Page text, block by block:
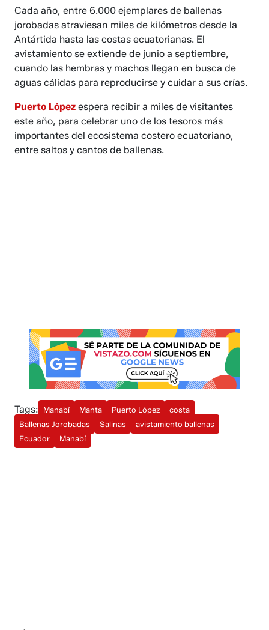
Cada año, entre 6.000 ejemplares de ballenas
jorobadas atraviesan miles de kilómetros desde la
Antártida hasta las costas ecuatorianas. El
avistamiento se extiende de junio a septiembre,
cuando las hembras y machos llegan en busca de
aguas cálidas para reproducirse y cuidar a sus crías.
Puerto López espera recibir a miles de visitantes
este año, para celebrar uno de los tesoros más
importantes del ecosistema costero ecuatoriano,
entre saltos y cantos de ballenas.
Tags: Manabí Manta Puerto López
costa
Ballenas Jorobadas
Salinas
avistamiento ballenas
Ecuador
Manabí